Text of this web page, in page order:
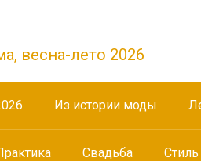
весна-лето 2026
Из истории моды
Свадьба